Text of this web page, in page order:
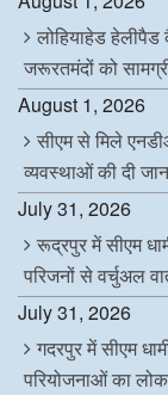
लोहियाहेड
जरूरतमंदों को
August 1, 2026
सीएम से मिले
व्यवस्थाओं की दी
July 31, 2026
रूद्रपुर में सीएम
परिजनों से वर्चुअल
July 31, 2026
गदरपुर में सीएम
परियोजनाओं का